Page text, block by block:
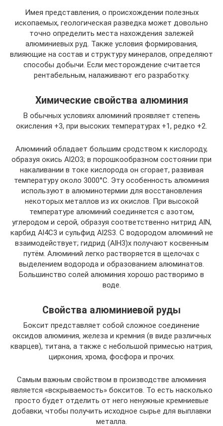
Имея представления, о происхождении полезных
ископаемых, геологическая разведка может довольно
точно определить места нахождения залежей
алюминиевых руд. Также условия формирования,
влияющие на состав и структуру минералов, определяют
способы добычи. Если месторождение считается
рентабельным, налаживают его разработку.
Химические свойства алюминия
В обычных условиях алюминий проявляет степень
окисления +3, при высоких температурах +1, редко +2.
Алюминий обладает большим сродством к кислороду,
образуя окись Al2О3; в порошкообразном состоянии при
накаливании в токе кислорода он сгорает, развивая
температуру около 3000°С. Эту особенность алюминия
используют в алюминотермии для восстановления
некоторых металлов из их окислов. При высокой
температуре алюминий соединяется с азотом,
углеродом и серой, образуя соответственно нитрид AlN,
карбид Al4С3 и сульфид Al2S3. С водородом алюминий не
взаимодействует; гидрид (AlH3)х получают косвенным
путём. Алюминий легко растворяется в щелочах с
выделением водорода и образованием алюминатов.
Большинство солей алюминия хорошо растворимо в
воде.
Свойства алюминиевой руды
Боксит представляет собой сложное соединение
оксидов алюминия, железа и кремния (в виде различных
кварцев), титана, а также с небольшой примесью натрия,
циркония, хрома, фосфора и прочих.
Самым важным свойством в производстве алюминия
является «вскрываемость» бокситов. То есть насколько
просто будет отделить от него ненужные кремниевые
добавки, чтобы получить исходное сырье для выплавки
металла.